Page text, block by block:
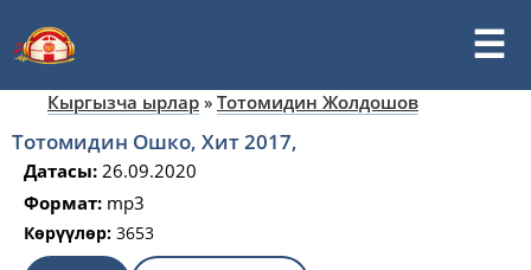
Кыргызча ырлар » Тотомидин Жолдошов
Тотомидин Ошко, Хит 2017,
Датасы: 26.09.2020
Формат: mp3
Көрүүлөр: 3653